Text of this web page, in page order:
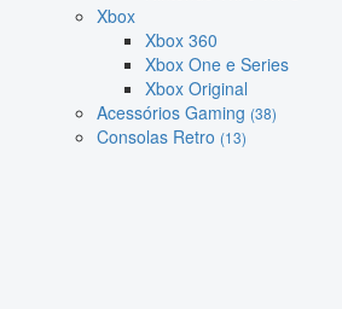
Xbox
Xbox 360
Xbox One e Series
Xbox Original
Acessórios Gaming (38)
Consolas Retro (13)